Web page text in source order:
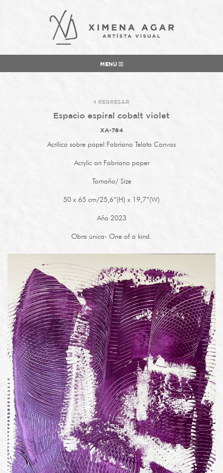
MENÚ
REGRESAR
Espacio espiral cobalt violet
XA-784
Acrílico sobre papel Fabriano Telata Canvas
Acrylic on Fabriano paper
Tamaño/ Size
50 x 65 cm/25,6”(H) x 19,7”(W)
Año 2023
Obra única- One of a kind.